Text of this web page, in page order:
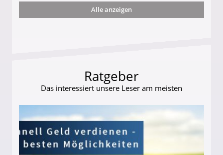
entführten seine Hündin "Hanni"!
Alle anzeigen
Ratgeber
Das interessiert unsere Leser am meisten